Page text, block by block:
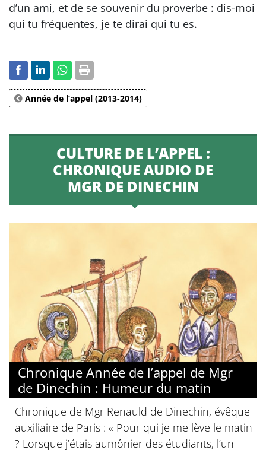
d’un ami, et de se souvenir du proverbe : dis-moi
qui tu fréquentes, je te dirai qui tu es.
Année de l’appel (2013-2014)
CULTURE DE L’APPEL :
CHRONIQUE AUDIO DE
MGR DE DINECHIN
Chronique Année de l’appel de Mgr
de Dinechin : Humeur du matin
Chronique de Mgr Renauld de Dinechin, évêque
auxiliaire de Paris : « Pour qui je me lève le matin
? Lorsque j’étais aumônier des étudiants, l’un